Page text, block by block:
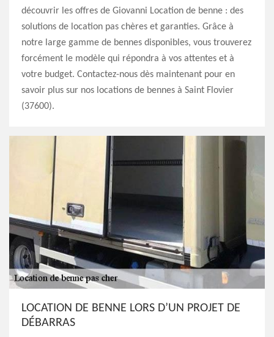
découvrir les offres de Giovanni Location de benne : des
solutions de location pas chères et garanties. Grâce à
notre large gamme de bennes disponibles, vous trouverez
forcément le modèle qui répondra à vos attentes et à
votre budget. Contactez-nous dès maintenant pour en
savoir plus sur nos locations de bennes à Saint Flovier
(37600).
LOCATION DE BENNE LORS D’UN PROJET DE
DÉBARRAS